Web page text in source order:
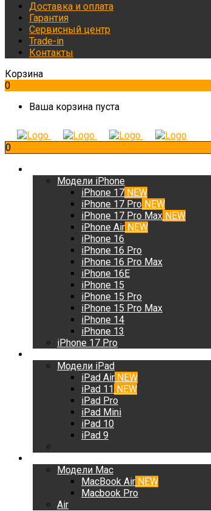
Доставка и оплата
Гарантия
Сервисный центр
Trade-in
Контакты
Корзина
0
Ваша корзина пуста
0
Модели iPhone
iPhone 17 NEW
iPhone 17 Pro NEW
iPhone 17 Pro Max NEW
iPhone Air NEW
iPhone 16
iPhone 16 Pro
iPhone 16 Pro Max
iPhone 16E
iPhone 15
iPhone 15 Pro
iPhone 15 Pro Max
iPhone 14
iPhone 13
iPhone 17 Pro
Модели iPad
iPad Air NEW
iPad 11 NEW
iPad Pro
iPad Mini
iPad 10
iPad 9
Модели Mac
MacBook Air NEW
Macbook Pro
Air